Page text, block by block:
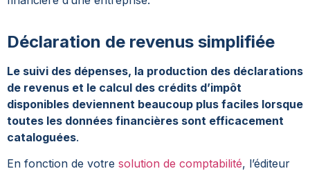
Déclaration de revenus simplifiée
Le suivi des dépenses, la production des déclarations
de revenus et le calcul des crédits d’impôt
disponibles deviennent beaucoup plus faciles lorsque
toutes les données financières sont efficacement
cataloguées.
En fonction de votre solution de comptabilité, l’éditeur